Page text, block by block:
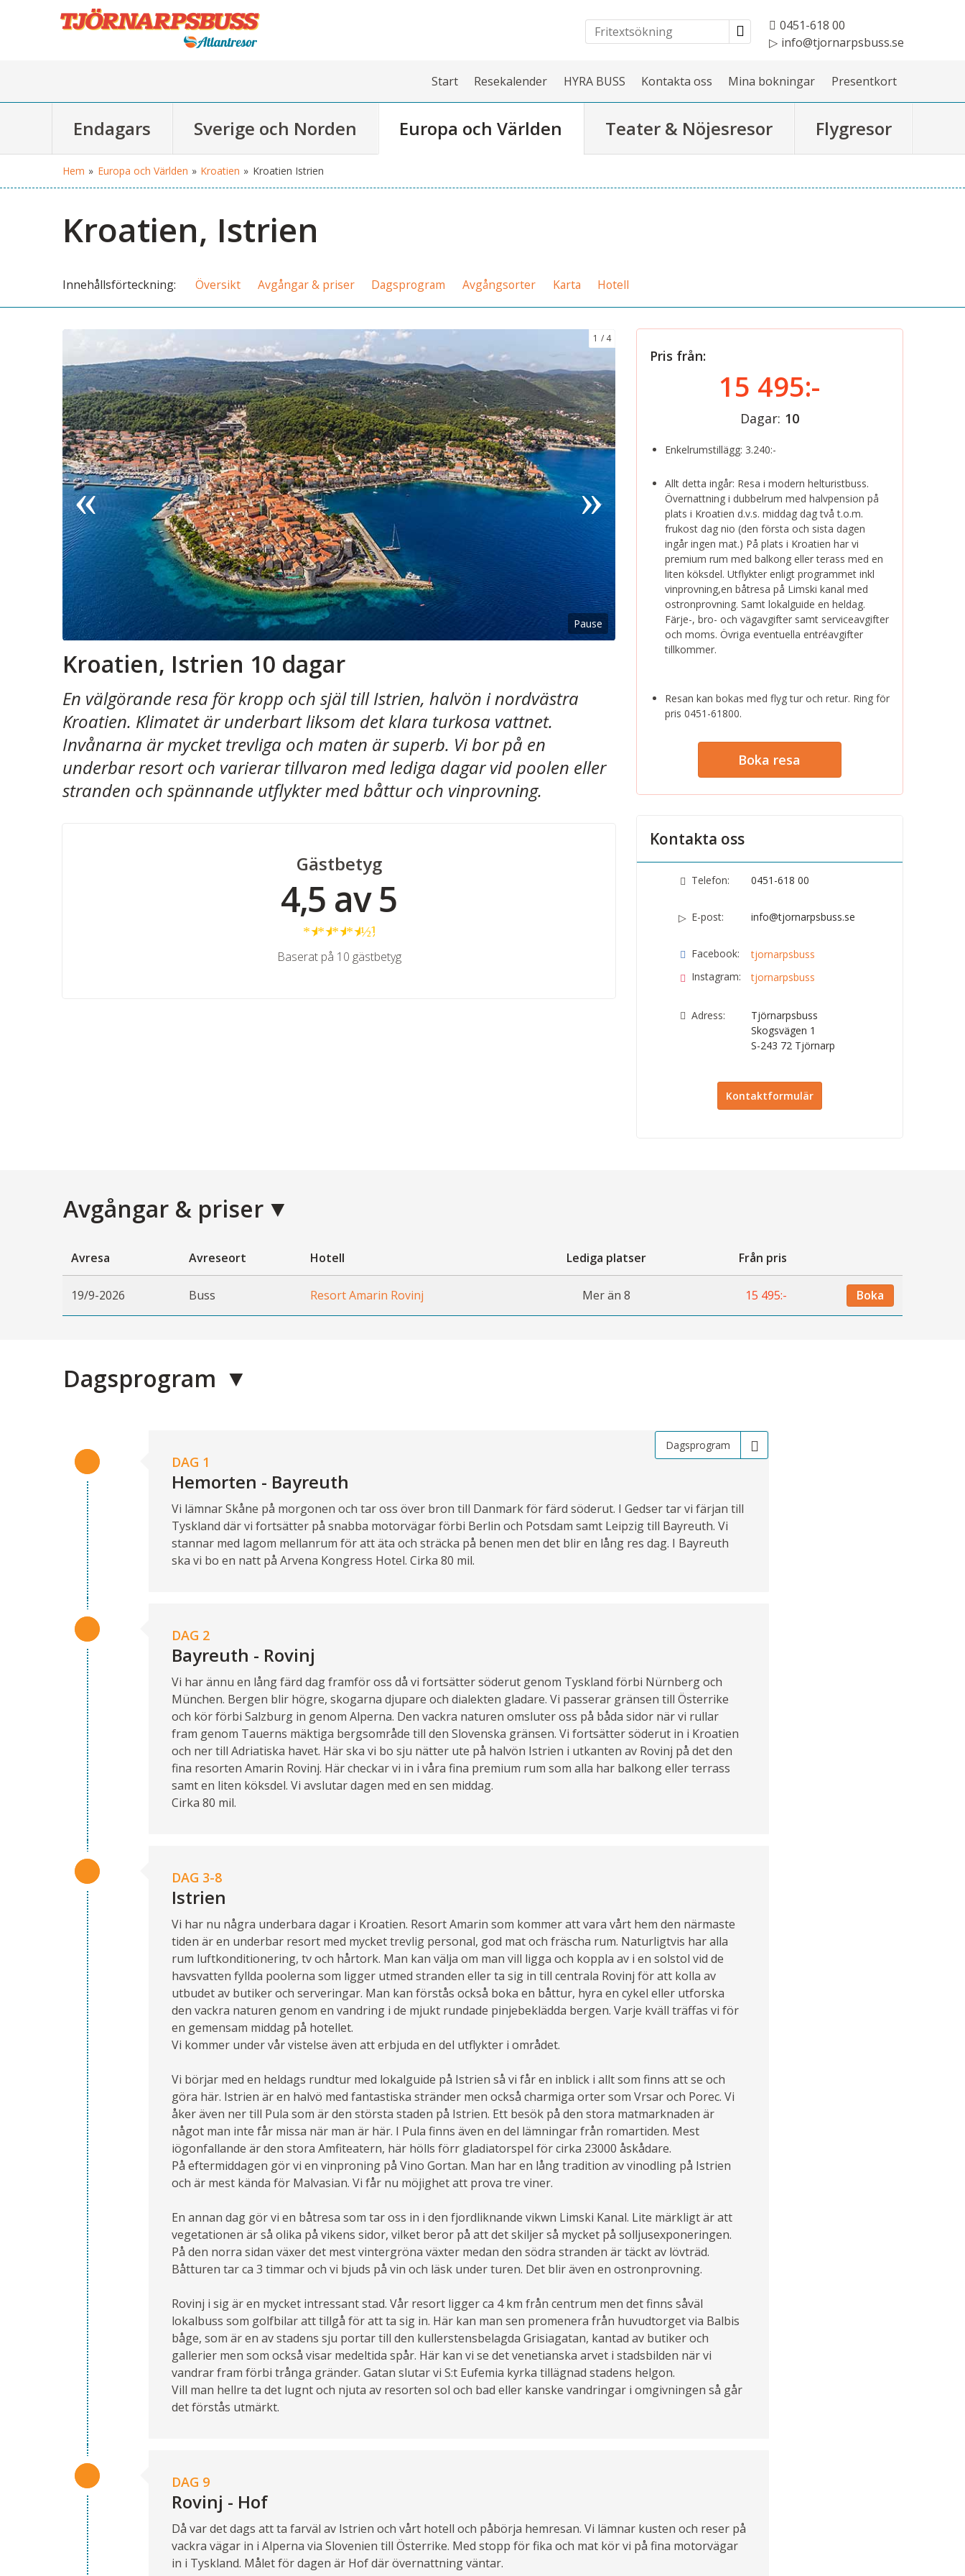
0451-618 00
info@tjornarpsbuss.se
Start Resekalender HYRA BUSS Kontakta oss Mina bokningar Presentkort
Endagars Sverige och Norden Europa och Världen Teater & Nöjesresor Flygresor
Hem » Europa och Världen » Kroatien » Kroatien Istrien
Kroatien, Istrien
Innehållsförteckning Översikt Avgångar & priser Dagsprogram Avgångsorter Karta Hotell
Pause
1 4
Kroatien, Istrien 10 dagar
En välgörande resa för kropp och själ till Istrien, halvön i nordvästra
Kroatien. Klimatet är underbart liksom det klara turkosa vattnet.
Invånarna är mycket trevliga och maten är superb. Vi bor på en
underbar resort och varierar tillvaron med lediga dagar vid poolen eller
stranden och spännande utflykter med båttur och vinprovning.
Gästbetyg
4,5 av 5
★★★★ ½
Baserat på 10 gästbetyg
Pris från:
15 495:-
Dagar: 10
Enkelrumstillägg: 3.240:-
Allt detta ingår: Resa i modern helturistbuss.
Övernattning i dubbelrum med halvpension på
plats i Kroatien d.v.s. middag dag två t.o.m.
frukost dag nio (den första och sista dagen
ingår ingen mat.) På plats i Kroatien har vi
premium rum med balkong eller terass med en
liten köksdel. Utflykter enligt programmet inkl
vinprovning,en båtresa på Limski kanal med
ostronprovning. Samt lokalguide en heldag.
Färje-, bro- och vägavgifter samt serviceavgifter
och moms. Övriga eventuella entréavgifter
tillkommer.
Resan kan bokas med flyg tur och retur. Ring för
pris 0451-61800.
Boka resa
Kontakta oss
Telefon: 0451-618 00
E-post: info@tjornarpsbuss.se
Facebook:
tjornarpsbuss
Instagram:
tjornarpsbuss
Adress:
Tjörnarpsbuss
Skogsvägen 1
S-243 72 Tjörnarp
Kontaktformulär
Avgångar & priser
Avresa Avreseort Hotell Lediga platser Från pris
19/9-2026 Buss Resort Amarin Rovinj Mer än 8 15 495:- Boka
Dagsprogram
Dagsprogram
DAG 1
Hemorten - Bayreuth
Vi lämnar Skåne på morgonen och tar oss över bron till Danmark för färd söderut. I Gedser tar vi färjan till
Tyskland där vi fortsätter på snabba motorvägar förbi Berlin och Potsdam samt Leipzig till Bayreuth. Vi
stannar med lagom mellanrum för att äta och sträcka på benen men det blir en lång res dag. I Bayreuth
ska vi bo en natt på Arvena Kongress Hotel. Cirka 80 mil.
DAG 2
Bayreuth - Rovinj
Vi har ännu en lång färd dag framför oss då vi fortsätter söderut genom Tyskland förbi Nürnberg och
München. Bergen blir högre, skogarna djupare och dialekten gladare. Vi passerar gränsen till Österrike
och kör förbi Salzburg in genom Alperna. Den vackra naturen omsluter oss på båda sidor när vi rullar
fram genom Tauerns mäktiga bergsområde till den Slovenska gränsen. Vi fortsätter söderut in i Kroatien
och ner till Adriatiska havet. Här ska vi bo sju nätter ute på halvön Istrien i utkanten av Rovinj på det den
fina resorten Amarin Rovinj. Här checkar vi in i våra fina premium rum som alla har balkong eller terrass
samt en liten köksdel. Vi avslutar dagen med en sen middag.
Cirka 80 mil.
DAG 3-8
Istrien
Vi har nu några underbara dagar i Kroatien. Resort Amarin som kommer att vara vårt hem den närmaste
tiden är en underbar resort med mycket trevlig personal, god mat och fräscha rum. Naturligtvis har alla
rum luftkonditionering, tv och hårtork. Man kan välja om man vill ligga och koppla av i en solstol vid de
havsvatten fyllda poolerna som ligger utmed stranden eller ta sig in till centrala Rovinj för att kolla av
utbudet av butiker och serveringar. Man kan förstås också boka en båttur, hyra en cykel eller utforska
den vackra naturen genom en vandring i de mjukt rundade pinjebeklädda bergen. Varje kväll träffas vi för
en gemensam middag på hotellet.
Vi kommer under vår vistelse även att erbjuda en del utflykter i området.
Vi börjar med en heldags rundtur med lokalguide på Istrien så vi får en inblick i allt som finns att se och
göra här. Istrien är en halvö med fantastiska stränder men också charmiga orter som Vrsar och Porec. Vi
åker även ner till Pula som är den största staden på Istrien. Ett besök på den stora matmarknaden är
något man inte får missa när man är här. I Pula finns även en del lämningar från romartiden. Mest
iögonfallande är den stora Amfiteatern, här hölls förr gladiatorspel för cirka 23000 åskådare.
På eftermiddagen gör vi en vinproning på Vino Gortan. Man har en lång tradition av vinodling på Istrien
och är mest kända för Malvasian. Vi får nu möjighet att prova tre viner.
En annan dag gör vi en båtresa som tar oss in i den fjordliknande vikwn Limski Kanal. Lite märkligt är att
vegetationen är så olika på vikens sidor, vilket beror på att det skiljer så mycket på solljusexponeringen.
På den norra sidan växer det mest vintergröna växter medan den södra stranden är täckt av lövträd.
Båtturen tar ca 3 timmar och vi bjuds på vin och läsk under turen. Det blir även en ostronprovning.
Rovinj i sig är en mycket intressant stad. Vår resort ligger ca 4 km från centrum men det finns såväl
lokalbuss som golfbilar att tillgå för att ta sig in. Här kan man sen promenera från huvudtorget via Balbis
båge, som är en av stadens sju portar till den kullerstensbelagda Grisiagatan, kantad av butiker och
gallerier men som också visar medeltida spår. Här kan vi se det venetianska arvet i stadsbilden när vi
vandrar fram förbi trånga gränder. Gatan slutar vi S:t Eufemia kyrka tillägnad stadens helgon.
Vill man hellre ta det lugnt och njuta av resorten sol och bad eller kanske vandringar i omgivningen så går
det förstås utmärkt.
DAG 9
Rovinj - Hof
Då var det dags att ta farväl av Istrien och vårt hotell och påbörja hemresan. Vi lämnar kusten och reser på
vackra vägar in i Alperna via Slovenien till Österrike. Med stopp för fika och mat kör vi på fina motorvägar
in i Tyskland. Målet för dagen är Hof där övernattning väntar.